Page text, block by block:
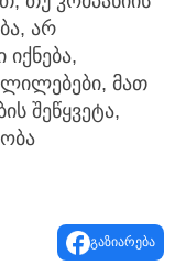
არ
მათ
შეწყვეტა,
გაზიარება